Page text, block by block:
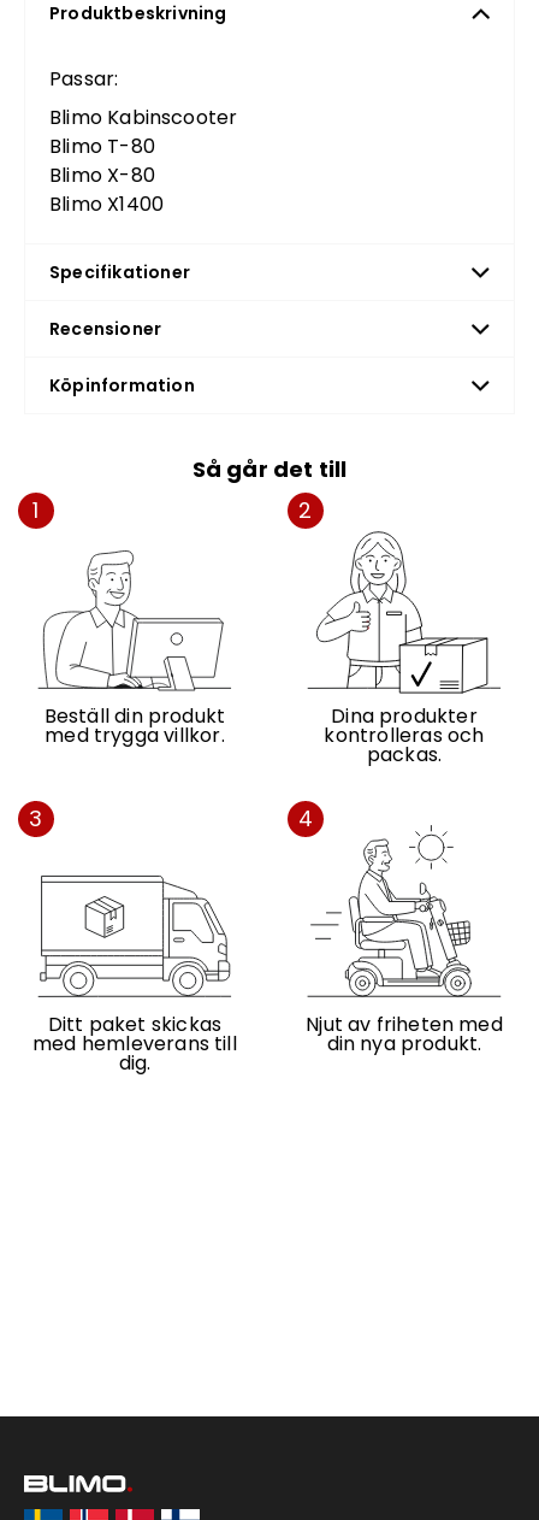
Produktbeskrivning
Passar:
Blimo Kabinscooter
Blimo T-80
Blimo X-80
Blimo X1400
Specifikationer
Recensioner
Köpinformation
Så går det till
1
Beställ din produkt
med trygga villkor.
2
Dina produkter
kontrolleras och
packas.
3
Ditt paket skickas
med hemleverans till
dig.
4
Njut av friheten med
din nya produkt.